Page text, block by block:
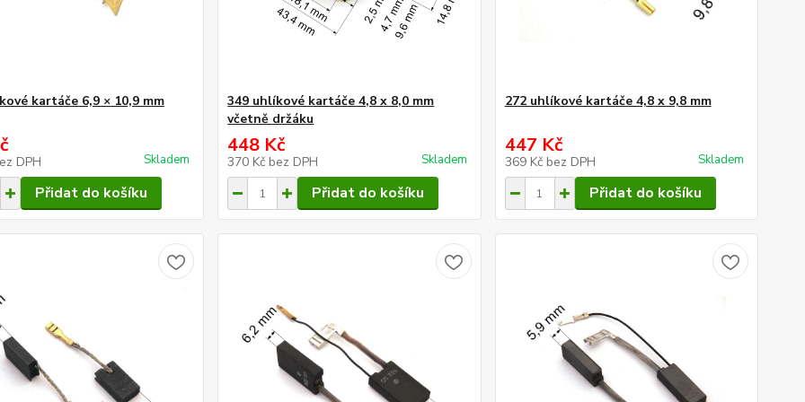
kartáče 6,9 × 10,9 mm
DPH Skladem
Přidat do košíku
349 uhlíkové kartáče 4,8 x 8,0 mm
včetně držáku
448 Kč
370 Kč bez DPH Skladem
Přidat do košíku
272 uhlíkové kartáče 4,8 x 9,8 mm
447 Kč
369 Kč bez DPH Skladem
Přidat do košíku